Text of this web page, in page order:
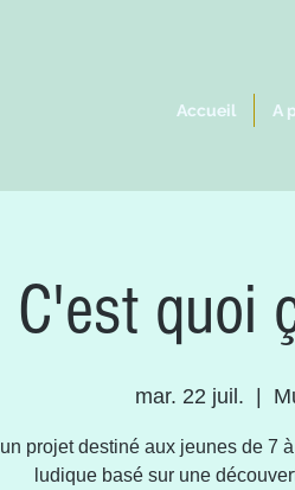
Accueil A
C'est quoi
mar. 22 juil.
un projet destiné aux jeunes de 7
ludique basé sur une